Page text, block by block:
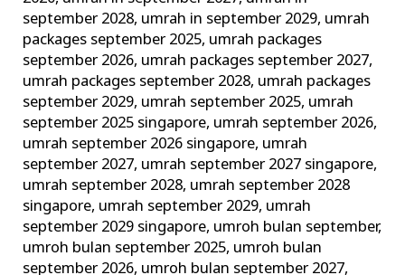
september 2028, umrah in september 2029, umrah
packages september 2025, umrah packages
september 2026, umrah packages september 2027,
umrah packages september 2028, umrah packages
september 2029, umrah september 2025, umrah
september 2025 singapore, umrah september 2026,
umrah september 2026 singapore, umrah
september 2027, umrah september 2027 singapore,
umrah september 2028, umrah september 2028
singapore, umrah september 2029, umrah
september 2029 singapore, umroh bulan september,
umroh bulan september 2025, umroh bulan
september 2026, umroh bulan september 2027,